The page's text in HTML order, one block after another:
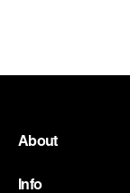
About
Info